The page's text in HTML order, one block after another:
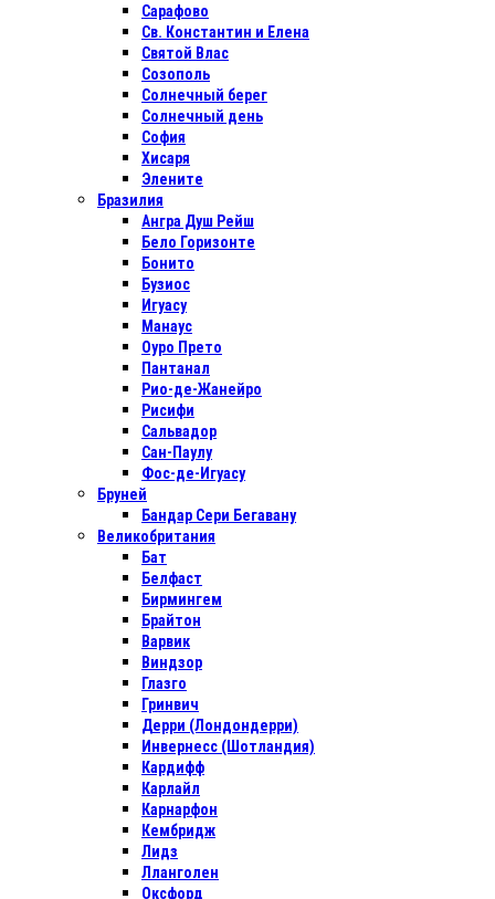
Сарафово
Св. Константин и Елена
Святой Влас
Созополь
Солнечный берег
Солнечный день
София
Хисаря
Элените
Бразилия
Ангра Душ Рейш
Бело Горизонте
Бонито
Бузиос
Игуасу
Манаус
Оуро Прето
Пантанал
Рио-де-Жанейро
Рисифи
Сальвадор
Сан-Паулу
Фос-де-Игуасу
Бруней
Бандар Сери Бегавану
Великобритания
Бат
Белфаст
Бирмингем
Брайтон
Варвик
Виндзор
Глазго
Гринвич
Дерри (Лондондерри)
Инвернесс (Шотландия)
Кардифф
Карлайл
Карнарфон
Кембридж
Лидз
Лланголен
Оксфорд